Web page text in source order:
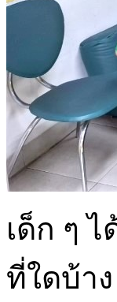
เด็ก ๆ
ที่ใดบ้าง